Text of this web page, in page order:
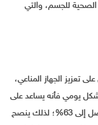
الصحية للجسم، والتي
تعزيز الجهاز المناعي،
يومي فأنه يساعد على
التقليل من الإصابة بالزكام بنسبة تصل إلى 63%؛ لذلك ينصح